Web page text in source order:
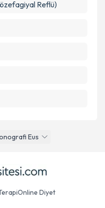
Eus
Reflü)
Online Diyet